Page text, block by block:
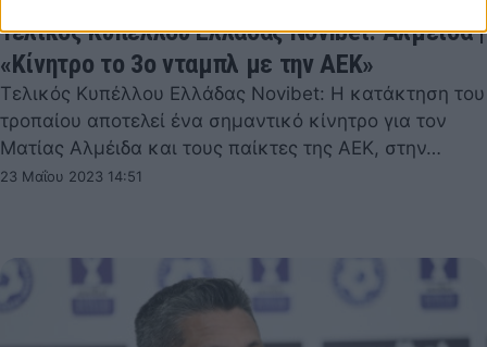
Τελικός Κυπέλλου Ελλάδας Novibet: Αλμέιδα |
«Κίνητρο το 3ο νταμπλ με την ΑΕΚ»
Τελικός Κυπέλλου Ελλάδας Novibet: Η κατάκτηση του
τροπαίου αποτελεί ένα σημαντικό κίνητρο για τον
Ματίας Αλμέιδα και τους παίκτες της ΑΕΚ, στην…
23 Μαΐου 2023 14:51